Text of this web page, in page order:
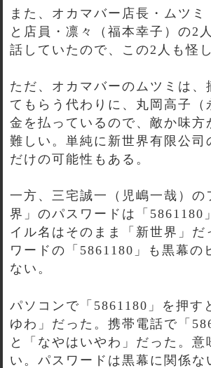
また、オカマバー店長・ムツミ
と店員・凛々（福本幸子）の2
話していたので、この2人も怪し
ただ、オカマバーのムツミは、
てもらう代わりに、丸岡高子（
金を払っているので、敵か味方
難しい。単純に新世界有限公司
だけの可能性もある。
一方、三宅誠一（児嶋一哉）の
界」のパスワードは「5861180
イル名はそのまま「新世界」だ
ワードの「5861180」も黒幕の
ない。
パソコンで「5861180」を押す
ゆわ」だった。携帯電話で「
と「なやはいやわ」だった。意
い。パスワードは黒幕に関係な